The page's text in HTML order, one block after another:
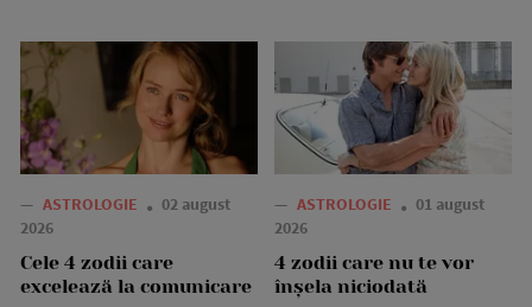
— ASTROLOGIE
02 august
2026
Cele 4 zodii care
excelează la comunicare
— ASTROLOGIE
01 august
2026
4 zodii care nu te vor
înșela niciodată